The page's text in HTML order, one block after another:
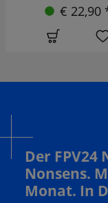
€ 22,90
Der FPV24
Nonsens.
Monat. In